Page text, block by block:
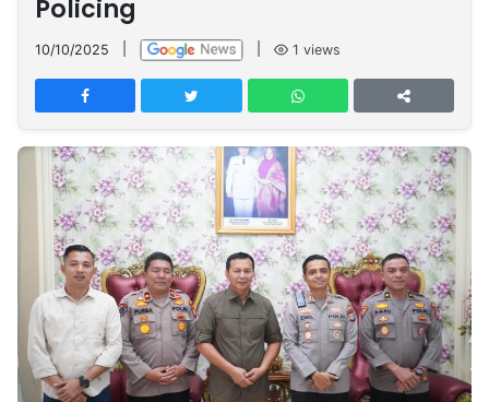
Network
PT
TREETAN
MULTIMEDIA
INDONESIA
Partner
Insight
Suara
Jogja
Jalan
Rakyat
Idealita
News
Notice
Dinamikapost.com
Radar
Seedbacklink
Follow
Kabarbaru
Policing
10/10/2025 1 views